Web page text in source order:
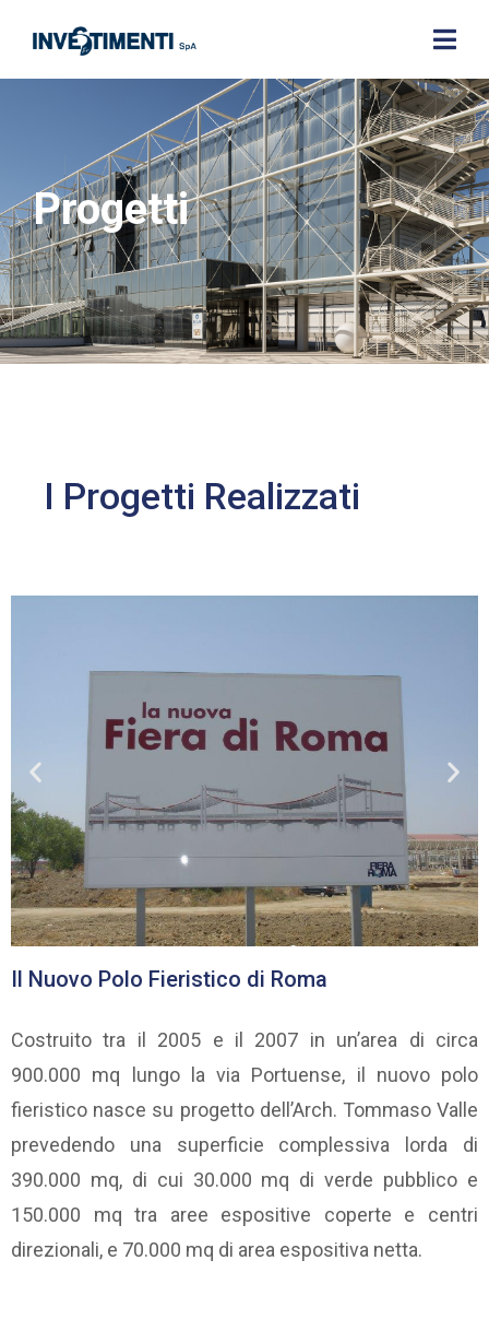
Progetti
I Progetti Realizzati
Il Nuovo Polo Fieristico di Roma
Costruito tra il 2005 e il 2007 in un’area di circa
900.000 mq lungo la via Portuense, il nuovo polo
fieristico nasce su progetto dell’Arch. Tommaso Valle
prevedendo una superficie complessiva lorda di
390.000 mq, di cui 30.000 mq di verde pubblico e
150.000 mq tra aree espositive coperte e centri
direzionali, e 70.000 mq di area espositiva netta.